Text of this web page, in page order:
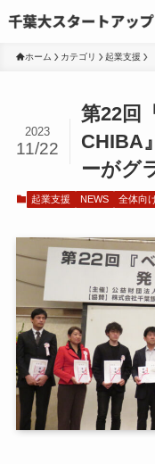
ホーム カテゴリ 起業支援
第22回
CHIBA
ーがグ
2023
11/22
起業支援 NEWS 全体向